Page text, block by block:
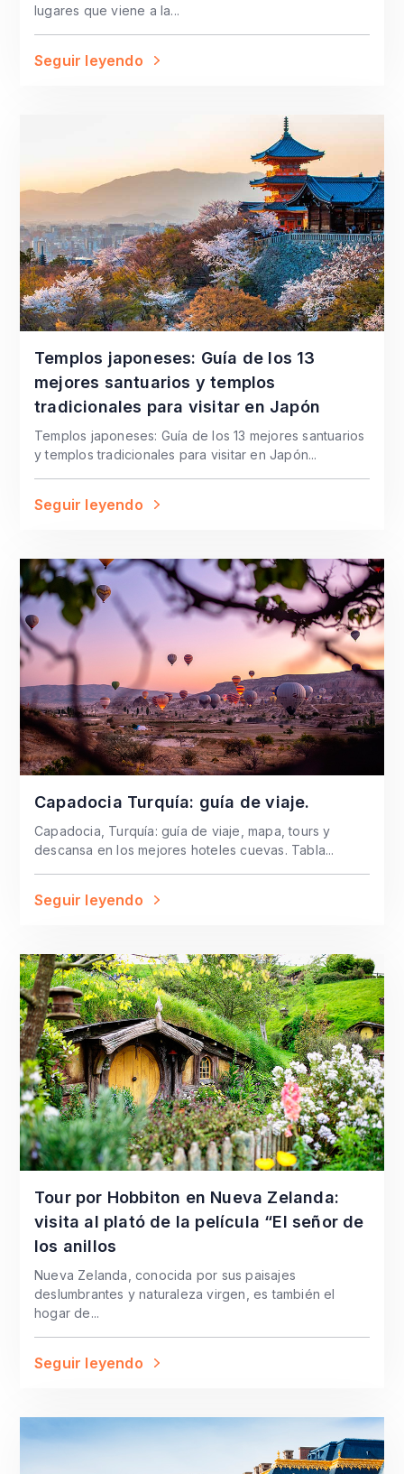
lugares que viene a la...
Seguir leyendo
Templos japoneses: Guía de los 13
mejores santuarios y templos
tradicionales para visitar en Japón
Templos japoneses: Guía de los 13 mejores santuarios
y templos tradicionales para visitar en Japón...
Seguir leyendo
Capadocia Turquía: guía de viaje.
Capadocia, Turquía: guía de viaje, mapa, tours y
descansa en los mejores hoteles cuevas. Tabla...
Seguir leyendo
Tour por Hobbiton en Nueva Zelanda:
visita al plató de la película “El señor de
los anillos
Nueva Zelanda, conocida por sus paisajes
deslumbrantes y naturaleza virgen, es también el
hogar de...
Seguir leyendo